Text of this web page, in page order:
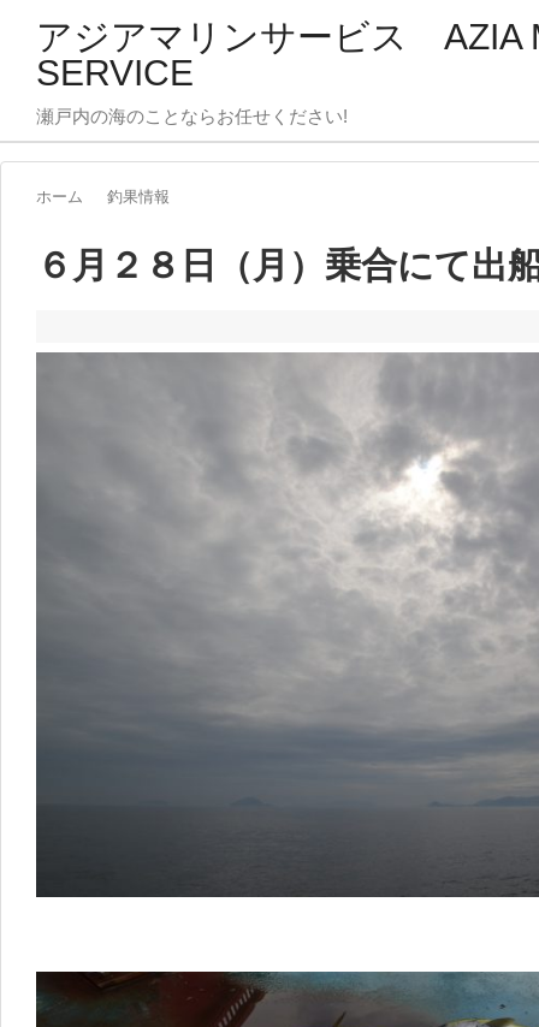
アジアマリンサービス AZIA
SERVICE
瀬戸内の海のことならお任せください!
ホーム 釣果情報
６月２８日（月）乗合にて出